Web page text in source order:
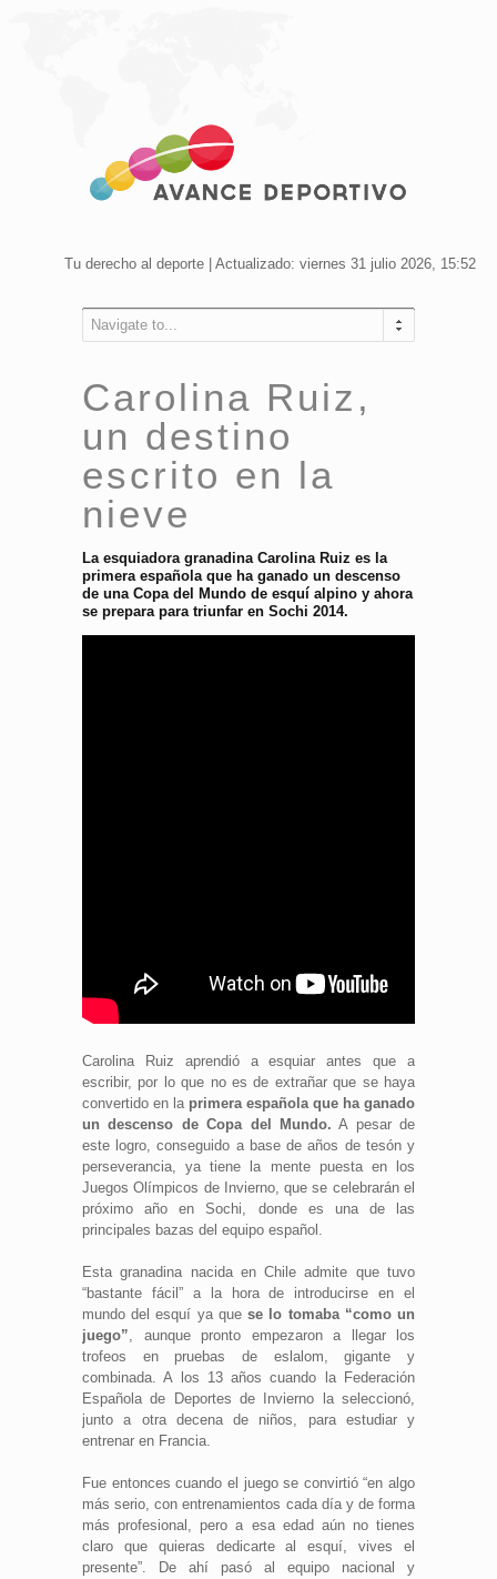
Tu derecho al deporte | Actualizado: viernes 31 julio 2026, 15:52
Navigate to...
Carolina Ruiz,
un destino
escrito en la
nieve
La esquiadora granadina Carolina Ruiz es la
primera española que ha ganado un descenso
de una Copa del Mundo de esquí alpino y ahora
se prepara para triunfar en Sochi 2014.
Carolina Ruiz aprendió a esquiar antes que a
escribir, por lo que no es de extrañar que se haya
convertido en laprimera española que ha ganado
un descenso de Copa del Mundo. A pesar de
este logro, conseguido a base de años de tesón y
perseverancia, ya tiene la mente puesta en los
Juegos Olímpicos de Invierno, que se celebrarán el
próximo año en Sochi, donde es una de las
principales bazas del equipo español.
Esta granadina nacida en Chile admite que tuvo
“bastante fácil” a la hora de introducirse en el
mundo del esquí ya quese lo tomaba “como un
juego”, aunque pronto empezaron a llegar los
trofeos en pruebas de eslalom, gigante y
combinada. A los 13 años cuando la Federación
Española de Deportes de Invierno la seleccionó,
junto a otra decena de niños, para estudiar y
entrenar en Francia.
Fue entonces cuando el juego se convirtió “en algo
más serio, con entrenamientos cada día y de forma
más profesional, pero a esa edad aún no tienes
claro que quieras dedicarte al esquí, vives el
presente”. De ahí pasó al equipo nacional y